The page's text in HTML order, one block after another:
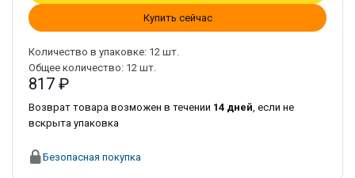
Купить сейчас
Количество в упаковке: 12 шт.
Общее количество: 12 шт.
817 ₽
Возврат товара возможен в течении 14 дней , если не
вскрыта упаковка
Безопасная покупка